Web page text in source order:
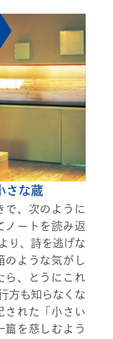
さな蔵
で、次のように
ノートを読み返
り、詩を逃げな
のような気がし
ら、とうにこれ
方も知らなくな
された「小さい
篇を慈しむよう